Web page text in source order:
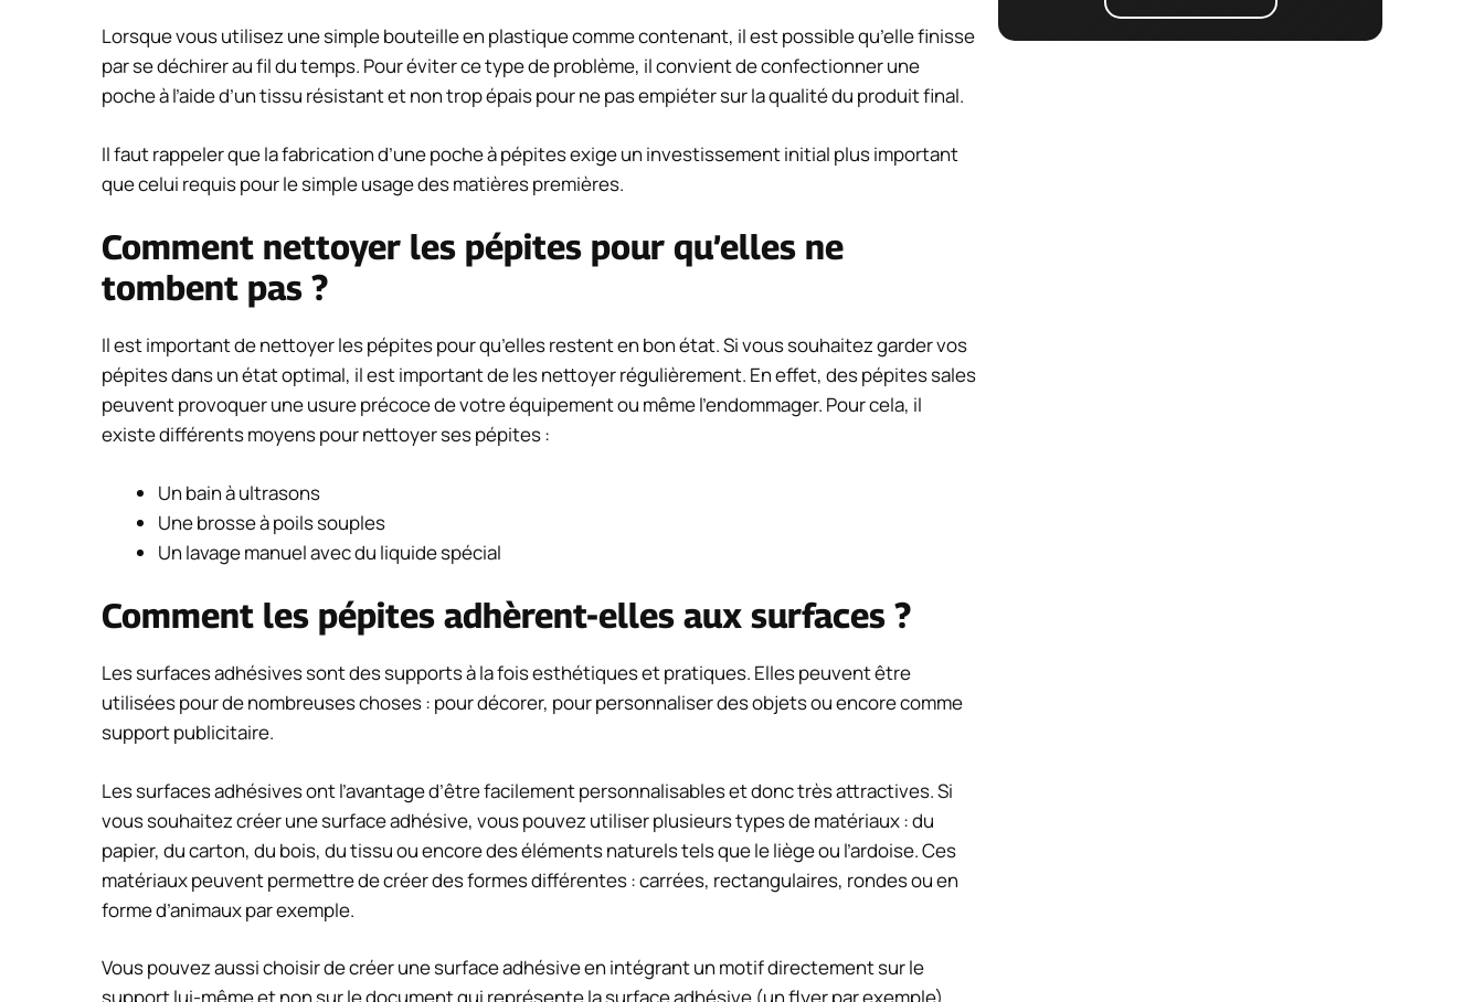
Lorsque vous utilisez une simple bouteille en plastique comme contenant, il est possible qu’elle finisse
par se déchirer au fil du temps. Pour éviter ce type de problème, il convient de confectionner une
poche à l’aide d’un tissu résistant et non trop épais pour ne pas empiéter sur la qualité du produit final.
Il faut rappeler que la fabrication d’une poche à pépites exige un investissement initial plus important
que celui requis pour le simple usage des matières premières.
Comment nettoyer les pépites pour qu’elles ne
tombent pas ?
Il est important de nettoyer les pépites pour qu’elles restent en bon état. Si vous souhaitez garder vos
pépites dans un état optimal, il est important de les nettoyer régulièrement. En effet, des pépites sales
peuvent provoquer une usure précoce de votre équipement ou même l’endommager. Pour cela, il
existe différents moyens pour nettoyer ses pépites :
Un bain à ultrasons
Une brosse à poils souples
Un lavage manuel avec du liquide spécial
Comment les pépites adhèrent-elles aux surfaces ?
Les surfaces adhésives sont des supports à la fois esthétiques et pratiques. Elles peuvent être
utilisées pour de nombreuses choses : pour décorer, pour personnaliser des objets ou encore comme
support publicitaire.
Les surfaces adhésives ont l’avantage d’être facilement personnalisables et donc très attractives. Si
vous souhaitez créer une surface adhésive, vous pouvez utiliser plusieurs types de matériaux : du
papier, du carton, du bois, du tissu ou encore des éléments naturels tels que le liège ou l’ardoise. Ces
matériaux peuvent permettre de créer des formes différentes : carrées, rectangulaires, rondes ou en
forme d’animaux par exemple.
Vous pouvez aussi choisir de créer une surface adhésive en intégrant un motif directement sur le